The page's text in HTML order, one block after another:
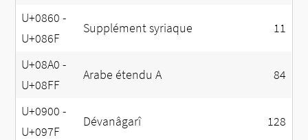
U+0860 -
U+086F
Supplément syriaque 11
U+08A0 -
U+08FF
Arabe étendu A 84
U+0900 -
U+097F
Dévanâgarî 128